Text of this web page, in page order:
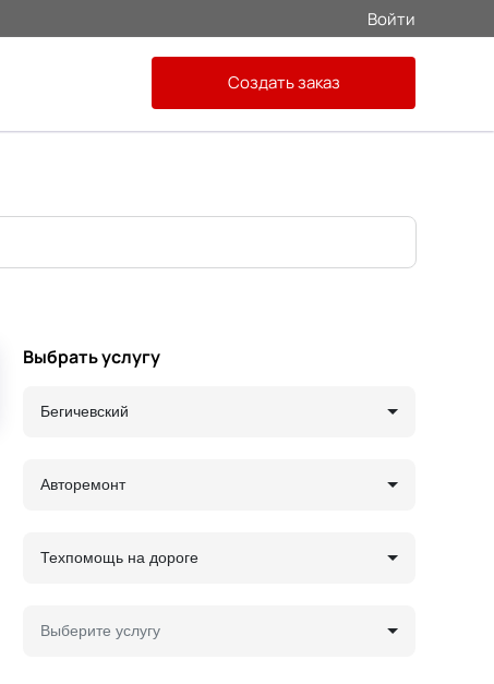
Войти
Создать заказ
Выбрать услугу
Бегичевский
Авторемонт
Техпомощь на дороге
Выберите услугу